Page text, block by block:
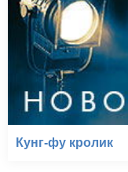
Кунг-фу кролик